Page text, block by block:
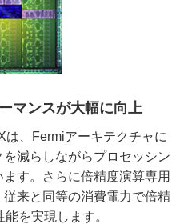
マンスが大幅に向上
、Fermiアーキテクチャに
減らしながらプロセッシン
す。さらに倍精度演算専用
来と同等の消費電力で倍精
を実現します。